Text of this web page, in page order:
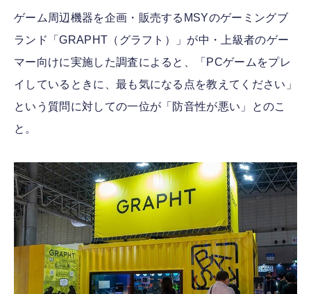
ゲーム周辺機器を企画・販売するMSYのゲーミングブ
ランド「GRAPHT（グラフト）」が中・上級者のゲー
マー向けに実施した調査によると、「PCゲームをプレ
イしているときに、最も気になる点を教えてください」
という質問に対しての一位が「防音性が悪い」とのこ
と。